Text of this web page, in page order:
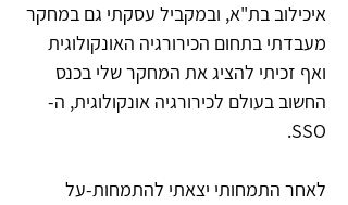
איכילוב בת"א, ובמקביל עסקתי גם במחקר
מעבדתי בתחום הכירורגיה האונקולוגית
ואף זכיתי להציג את המחקר שלי בכנס
החשוב בעולם לכירורגיה אונקולוגית, ה-
SSO.
לאחר התמחותי יצאתי להתמחות-על